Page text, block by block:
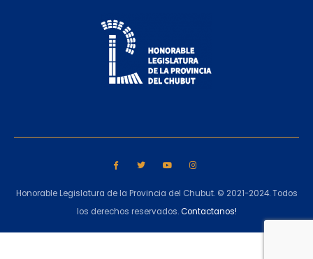
Honorable Legislatura de la Provincia del Chubut. © 2021-2024. Todos
los derechos reservados.Contactanos!